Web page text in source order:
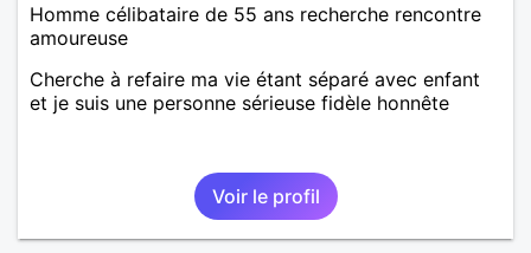
Homme célibataire de 55 ans recherche rencontre
amoureuse
Cherche à refaire ma vie étant séparé avec enfant
et je suis une personne sérieuse fidèle honnête
Voir le profil